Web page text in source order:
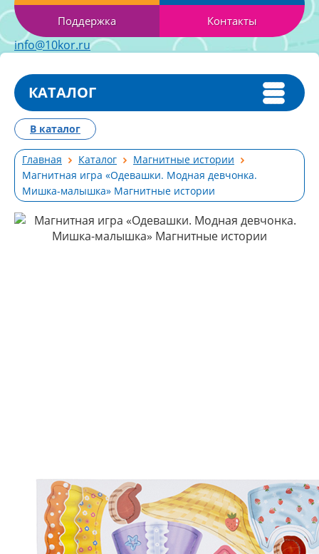
Поддержка Контакты
info@10kor.ru
КАТАЛОГ
Главная Каталог
Магнитные истории
Магнитная игра «Одевашки. Модная девчонка.
Мишка-малышка» Магнитные истории
В каталог